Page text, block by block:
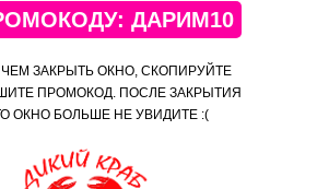
ДАРИМ10
ЗАКРЫТЬ ОКНО, СКОПИРУЙТЕ
ПРОМОКОД. ПОСЛЕ ЗАКРЫТИЯ
ОКНО БОЛЬШЕ НЕ УВИДИТЕ :(